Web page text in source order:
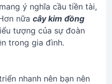
ý nghĩa cầu tiền tài,
nữa cây kim đồng
tượng của sự đoàn
trong gia đình.
nhanh nên bạn nên